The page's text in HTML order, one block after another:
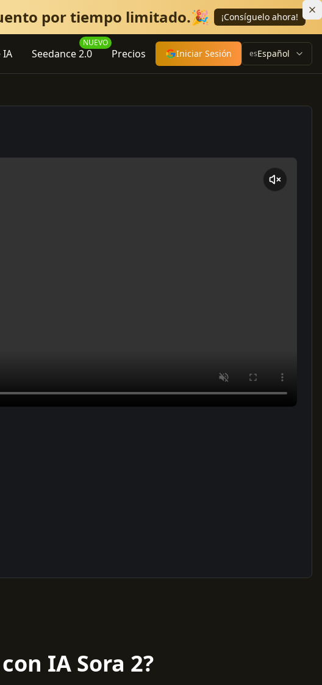
por tiempo limitado.🎉 ¡Consíguelo ahora!
IA Seedance 2.0
NUEVO
Precios Iniciar Sesión esEspañol
IA Sora 2?